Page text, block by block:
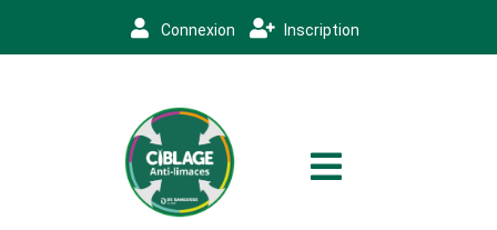
Connexion Inscription